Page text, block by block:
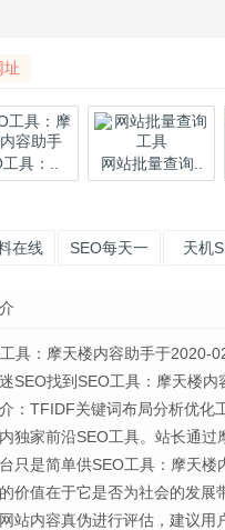
址
具：.. 网站批量查询..
在线
SEO每天一
天机
具：摩天楼内容助手于2020-
SEO找到SEO工具：摩天楼内
：TFIDF关键词布局分析优化
独家前沿SEO工具。站长通
只是简单供SEO工具：摩天
价值在于它是否为社会的发
站内容真伪进行评估，建议用